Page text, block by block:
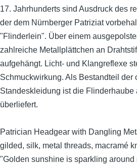
17. Jahrhunderts sind Ausdruck des
der dem Nürnberger Patriziat
"Flinderlein". Über einem
zahlreiche Metallplättchen an
aufgehängt. Licht- und Klangreflexe
Schmuckwirkung. Als Bestandteil der
Standeskleidung ist die Flinderhaube
überliefert.
Patrician Headgear with Dangling
gilded, silk, metal threads, macramé
"Golden sunshine is sparkling around